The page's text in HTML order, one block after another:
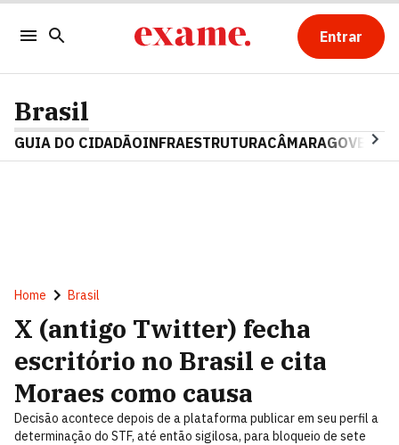
Entrar
Brasil
GUIA DO CIDADÃOINFRAESTRUTURACÂMARAGOVERNO
Home Brasil
X (antigo Twitter) fecha
escritório no Brasil e cita
Moraes como causa
Decisão acontece depois de a plataforma publicar em seu perfil a
determinação do STF, até então sigilosa, para bloqueio de sete